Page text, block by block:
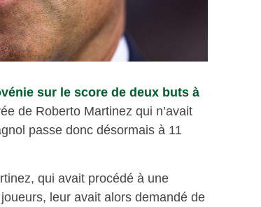
sur le score de deux buts à
de Roberto Martinez qui n’avait
passe donc désormais à 11
qui avait procédé à une
leur avait alors demandé de